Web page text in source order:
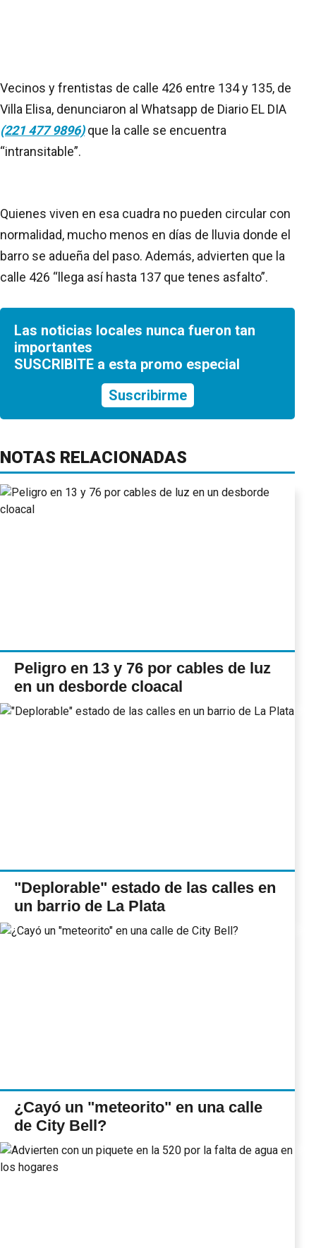
Vecinos y frentistas de calle 426 entre 134 y 135, de
Villa Elisa, denunciaron al Whatsapp de Diario EL DIA
(221 477 9896)que la calle se encuentra
“intransitable”.
Quienes viven en esa cuadra no pueden circular con
normalidad, mucho menos en días de lluvia donde el
barro se adueña del paso. Además, advierten que la
calle 426 “llega así hasta 137 que tenes asfalto”.
Las noticias locales nunca fueron tan
importantes
SUSCRIBITE a esta promo especial
Suscribirme
NOTAS RELACIONADAS
Peligro en 13 y 76 por cables de luz
en un desborde cloacal
"Deplorable" estado de las calles en
un barrio de La Plata
¿Cayó un "meteorito" en una calle
de City Bell?